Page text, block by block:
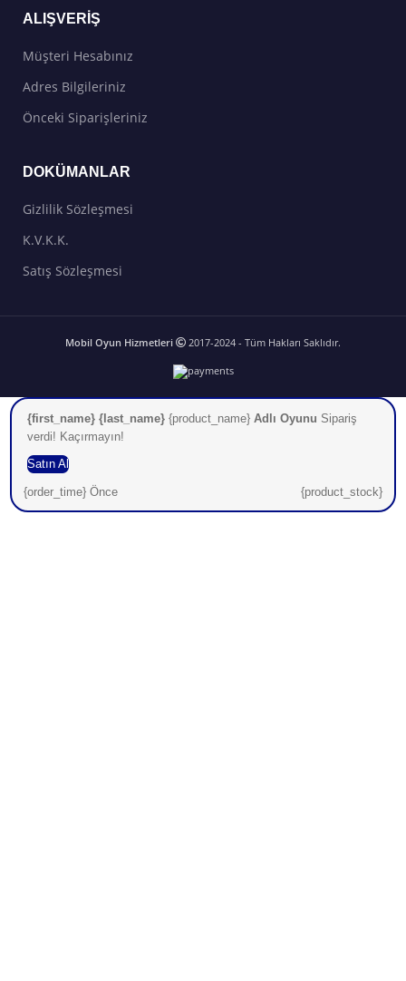
ALIŞVERIŞ
Müşteri Hesabınız
Adres Bilgileriniz
Önceki Siparişleriniz
DOKÜMANLAR
Gizlilik Sözleşmesi
K.V.K.K.
Satış Sözleşmesi
Mobil Oyun Hizmetleri 2017-2024 - Tüm Hakları Saklıdır.
{first_name} {last_name} {product_name} Adlı Oyunu Sipariş
verdi! Kaçırmayın!
Satın Al
{order_time} Önce {product_stock}